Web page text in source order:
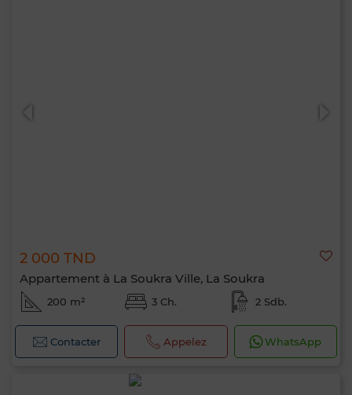
2 000 TND
Appartement à La Soukra Ville, La Soukra
200 m² 3 Ch. 2 Sdb.
Contacter Appelez WhatsApp